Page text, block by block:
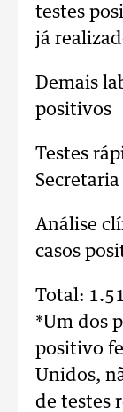
testes
já
Demais
positivos
Testes
Análise
casos
Total:
*Um dos
positivo
Unidos,
de testes